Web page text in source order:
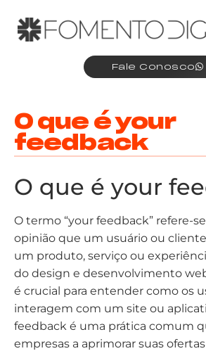
Fale Conosco
O que é your
feedback
O que é your
O termo “your feedback” refere-
opinião que um usuário ou
um produto, serviço ou
do design e desenvolvimento
é crucial para entender como os
interagem com um site ou
feedback é uma prática comum
empresas a aprimorar suas